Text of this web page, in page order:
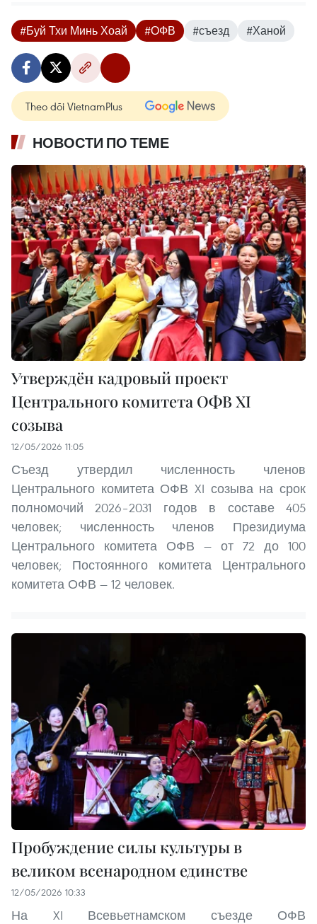
#Буй Тхи Минь Хоай #ОФВ #съезд #Ханой
Theo dõi VietnamPlus
НОВОСТИ ПО ТЕМЕ
Утверждён кадровый проект
Центрального комитета ОФВ XI
созыва
12/05/2026 11:05
Съезд утвердил численность членов
Центрального комитета ОФВ XI созыва на срок
полномочий 2026–2031 годов в составе 405
человек; численность членов Президиума
Центрального комитета ОФВ — от 72 до 100
человек; Постоянного комитета Центрального
комитета ОФВ — 12 человек.
Пробуждение силы культуры в
великом всенародном единстве
12/05/2026 10:33
На XI Всевьетнамском съезде ОФВ